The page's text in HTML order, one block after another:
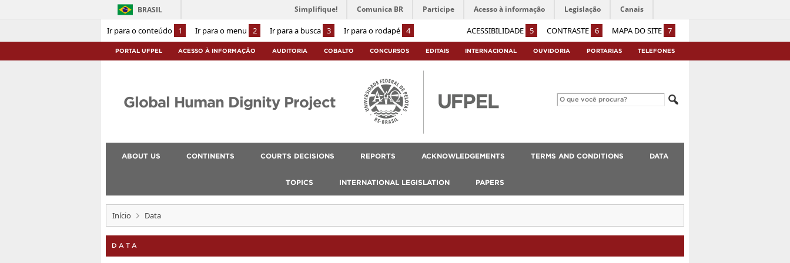
Ir para o conteúdo 1 Ir para o menu 2 Ir para a busca 3 Ir para o rodapé 4 ACESSIBILIDADE 5 CONTRASTE 6 MAPA DO SITE 7
BRASIL Simplifique! Comunica BR Participe Acesso à informação Legislação Canais
PORTAL UFPEL ACESSO À INFORMAÇÃO AUDITORIA COBALTO CONCURSOS EDITAIS INTERNACIONAL OUVIDORIA PORTARIAS TELEFONES
Global Human Dignity Project
ABOUT US CONTINENTS COURTS DECISIONS REPORTS ACKNOWLEDGEMENTS TERMS AND CONDITIONS DATA
TOPICS INTERNATIONAL LEGISLATION PAPERS
Início Data
DATA